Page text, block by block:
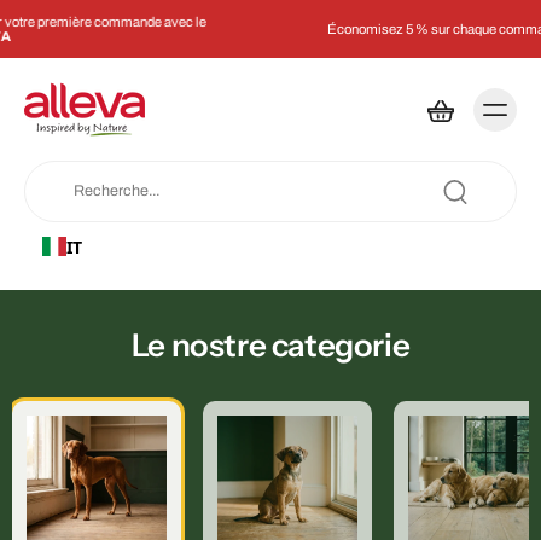
Économisez 5 % sur chaque commande avec un abonnement
IT
Le nostre categorie